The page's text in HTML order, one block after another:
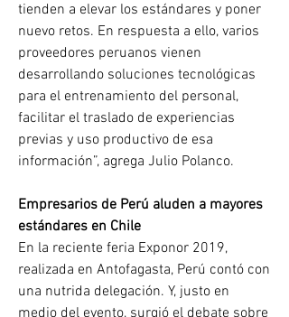
tienden a elevar los estándares y poner
nuevo retos. En respuesta a ello, varios
proveedores peruanos vienen
desarrollando soluciones tecnológicas
para el entrenamiento del personal,
facilitar el traslado de experiencias
previas y uso productivo de esa
información”, agrega Julio Polanco.
Empresarios de Perú aluden a mayores
estándares en Chile
En la reciente feria Exponor 2019,
realizada en Antofagasta, Perú contó con
una nutrida delegación. Y, justo en